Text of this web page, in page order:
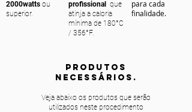
2000watts ou
superior.
profissional que
atinja a caloria
mínima de 180°C
/ 356°F.
para cada
finalidade.
PRODUTOS
NECESSÁRIOS.
Veja abaixo os produtos que serão
utilizados neste procedimento